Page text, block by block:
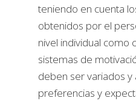
teniendo en cuenta
obtenidos por el
nivel individual como
sistemas de
deben ser variados y
preferencias y